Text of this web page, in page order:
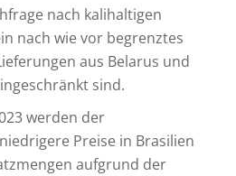
nach kalihaltigen
nach wie vor begrenztes
aus Belarus und
sind.
werden der
Preise in Brasilien
aufgrund der